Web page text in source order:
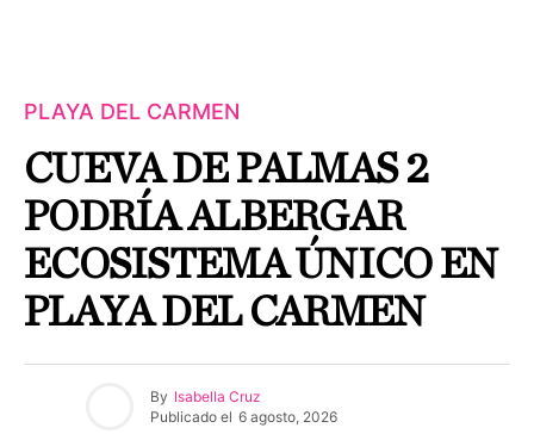
PLAYA DEL CARMEN
CUEVA DE PALMAS 2
PODRÍA ALBERGAR
ECOSISTEMA ÚNICO EN
PLAYA DEL CARMEN
By Isabella Cruz
Publicado el 6 agosto, 2026